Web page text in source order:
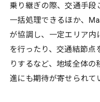
乗り継ぎの際、交通手段
一括処理できるほか、
が協調し、一定エリア内
を行ったり、交通結節点
りするなど、地域全体
進にも期待が寄せられて